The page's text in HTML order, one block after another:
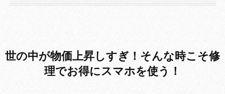
世の中が物価上昇しすぎ！そんな時こそ修
理でお得にスマホを使う！